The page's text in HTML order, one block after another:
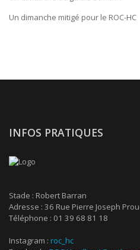
Un dimanche mitigé pour le ROC-HC
INFOS PRATIQUES
Stade : Robert Barran
Adresse : 36 Rue Pierre Joseph
Téléphone : 01 39 68 81 18
Instagram : roc_hc